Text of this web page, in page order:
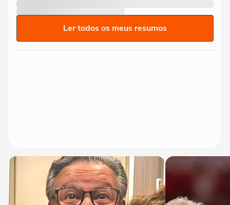
Ler todos os meus resumos